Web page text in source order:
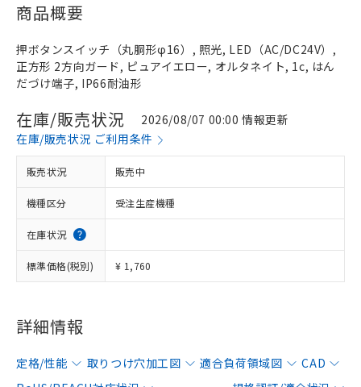
商品概要
押ボタンスイッチ（丸胴形φ16）, 照光, LED（AC/DC24V）,
正方形 2方向ガード, ピュアイエロー, オルタネイト, 1c, はん
だづけ端子, IP66耐油形
在庫/販売状況
2026/08/07 00:00 情報更新
在庫/販売状況 ご利用条件
販売状況 販売中
機種区分 受注生産機種
在庫状況
標準価格(税別) ¥ 1,760
詳細情報
定格/性能 取りつけ穴加工図 適合負荷領域図
CAD